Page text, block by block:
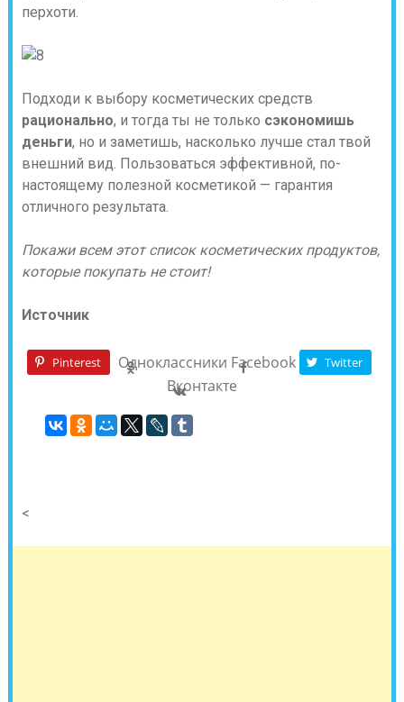
перхоти.
Подходи к выбору косметических средств
рационально, и тогда ты не только сэкономишь
деньги, но и заметишь, насколько лучше стал твой
внешний вид. Пользоваться эффективной, по-
настоящему полезной косметикой — гарантия
отличного результата.
Покажи всем этот список косметических продуктов,
которые покупать не стоит!
Источник
Pinterest Одноклассники Facebook Twitter
Вконтакте
<